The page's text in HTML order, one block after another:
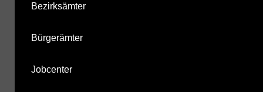
Bezirksämter
Bürgerämter
Jobcenter